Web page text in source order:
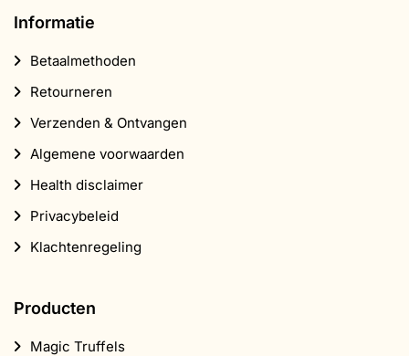
Informatie
Betaalmethoden
Retourneren
Verzenden & Ontvangen
Algemene voorwaarden
Health disclaimer
Privacybeleid
Klachtenregeling
Producten
Magic Truffels